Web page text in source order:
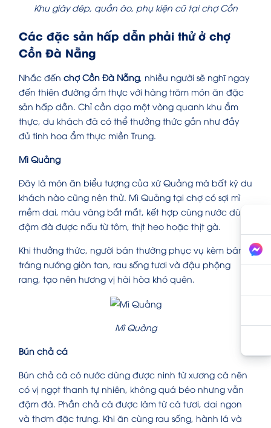
Khu giày dép, quần áo, phụ kiện cũ tại chợ Cồn
Các đặc sản hấp dẫn phải thử ở chợ
Cồn Đà Nẵng
Nhắc đến chợ Cồn Đà Nẵng, nhiều người sẽ nghĩ ngay
đến thiên đường ẩm thực với hàng trăm món ăn đặc
sản hấp dẫn. Chỉ cần dạo một vòng quanh khu ẩm
thực, du khách đã có thể thưởng thức gần như đầy
đủ tinh hoa ẩm thực miền Trung.
Mì Quảng
Đây là món ăn biểu tượng của xứ Quảng mà bất kỳ du
khách nào cũng nên thử. Mì Quảng tại chợ có sợi mì
mềm dai, màu vàng bắt mắt, kết hợp cùng nước dùng
đậm đà được nấu từ tôm, thịt heo hoặc thịt gà.
Khi thưởng thức, người bán thường phục vụ kèm bánh
tráng nướng giòn tan, rau sống tươi và đậu phộng
rang, tạo nên hương vị hài hòa khó quên.
Mì Quảng
Bún chả cá
Bún chả cá có nước dùng được ninh từ xương cá nên
có vị ngọt thanh tự nhiên, không quá béo nhưng vẫn
đậm đà. Phần chả cá được làm từ cá tươi, dai ngon
và thơm đặc trưng. Khi ăn cùng rau sống, hành lá và